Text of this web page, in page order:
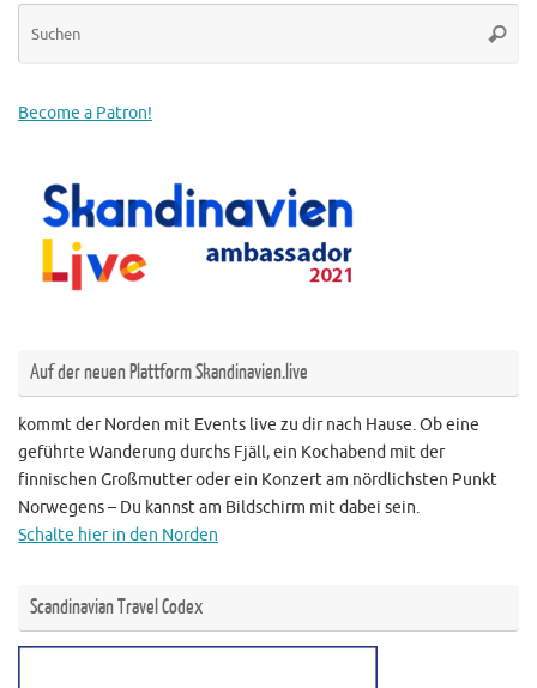
Become a Patron!
Auf der neuen Plattform Skandinavien.live
kommt der Norden mit Events live zu dir nach Hause. Ob eine
geführte Wanderung durchs Fjäll, ein Kochabend mit der
finnischen Großmutter oder ein Konzert am nördlichsten Punkt
Norwegens – Du kannst am Bildschirm mit dabei sein.
Schalte hier in den Norden
Scandinavian Travel Codex